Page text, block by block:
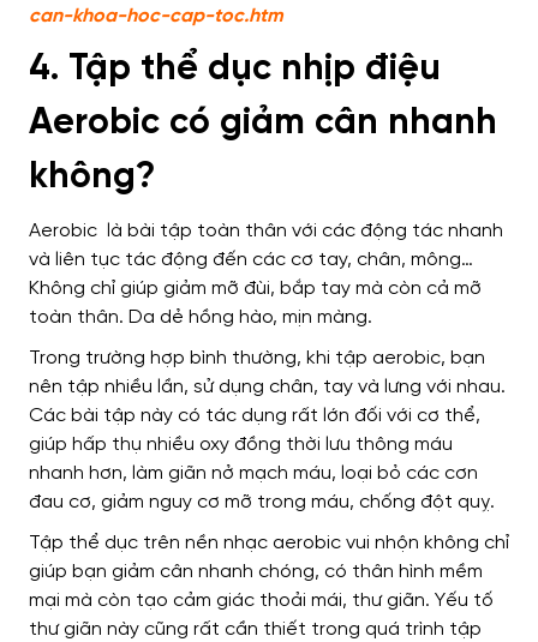
can-khoa-hoc-cap-toc.htm
4. Tập thể dục nhịp điệu
Aerobic có giảm cân nhanh
không?
Aerobic là bài tập toàn thân với các động tác nhanh
và liên tục tác động đến các cơ tay, chân, mông…
Không chỉ giúp giảm mỡ đùi, bắp tay mà còn cả mỡ
toàn thân. Da dẻ hồng hào, mịn màng.
Trong trường hợp bình thường, khi tập aerobic, bạn
nên tập nhiều lần, sử dụng chân, tay và lưng với nhau.
Các bài tập này có tác dụng rất lớn đối với cơ thể,
giúp hấp thụ nhiều oxy đồng thời lưu thông máu
nhanh hơn, làm giãn nở mạch máu, loại bỏ các cơn
đau cơ, giảm nguy cơ mỡ trong máu, chống đột quỵ.
Tập thể dục trên nền nhạc aerobic vui nhộn không chỉ
giúp bạn giảm cân nhanh chóng, có thân hình mềm
mại mà còn tạo cảm giác thoải mái, thư giãn. Yếu tố
thư giãn này cũng rất cần thiết trong quá trình tập